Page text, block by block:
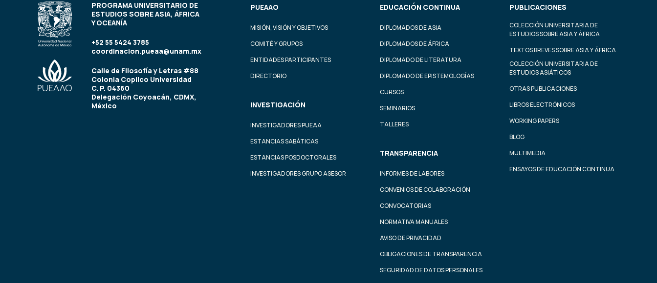
PROGRAMA UNIVERSITARIO DE
ESTUDIOS SOBRE ASIA, ÁFRICA
Y OCEANÍA
+52 55 5424 3785
coordinacion.pueaa@unam.mx
Calle de Filosofía y Letras #88
Colonia Copilco Universidad
C. P. 04360
Delegación Coyoacán, CDMX,
México
PUEAAO
MISIÓN, VISIÓN Y OBJETIVOS
COMITÉ Y GRUPOS
ENTIDADES PARTICIPANTES
DIRECTORIO
INVESTIGACIÓN
INVESTIGADORES PUEAA
ESTANCIAS SABÁTICAS
ESTANCIAS POSDOCTORALES
INVESTIGADORES GRUPO ASESOR
EDUCACIÓN CONTINUA
DIPLOMADOS DE ASIA
DIPLOMADOS DE ÁFRICA
DIPLOMADO DE LITERATURA
DIPLOMADO DE EPISTEMOLOGÍAS
CURSOS
SEMINARIOS
TALLERES
TRANSPARENCIA
INFORMES DE LABORES
CONVENIOS DE COLABORACIÓN
CONVOCATORIAS
NORMATIVA MANUALES
AVISO DE PRIVACIDAD
OBLIGACIONES DE TRANSPARENCIA
SEGURIDAD DE DATOS PERSONALES
PUBLICACIONES
COLECCIÓN UNIVERSITARIA DE
ESTUDIOS SOBRE ASIA Y ÁFRICA
TEXTOS BREVES SOBRE ASIA Y ÁFRICA
COLECCIÓN UNIVERSITARIA DE
ESTUDIOS ASIÁTICOS
OTRAS PUBLICACIONES
LIBROS ELECTRÓNICOS
WORKING PAPERS
BLOG
MULTIMEDIA
ENSAYOS DE EDUCACIÓN CONTINUA